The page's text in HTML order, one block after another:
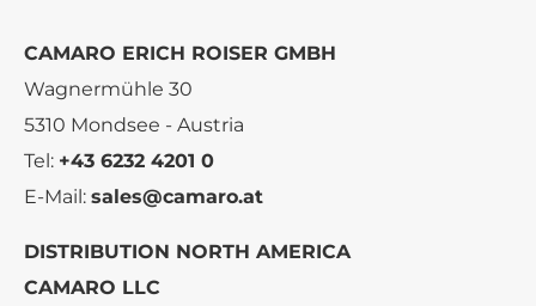
CAMARO ERICH ROISER GMBH
Wagnermühle 30
5310 Mondsee - Austria
Tel: +43 6232 4201 0
E-Mail: sales@camaro.at
DISTRIBUTION NORTH AMERICA
CAMARO LLC